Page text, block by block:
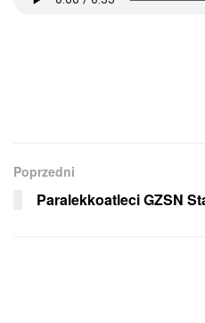
Poprzedni
Paralekkoatleci GZSN